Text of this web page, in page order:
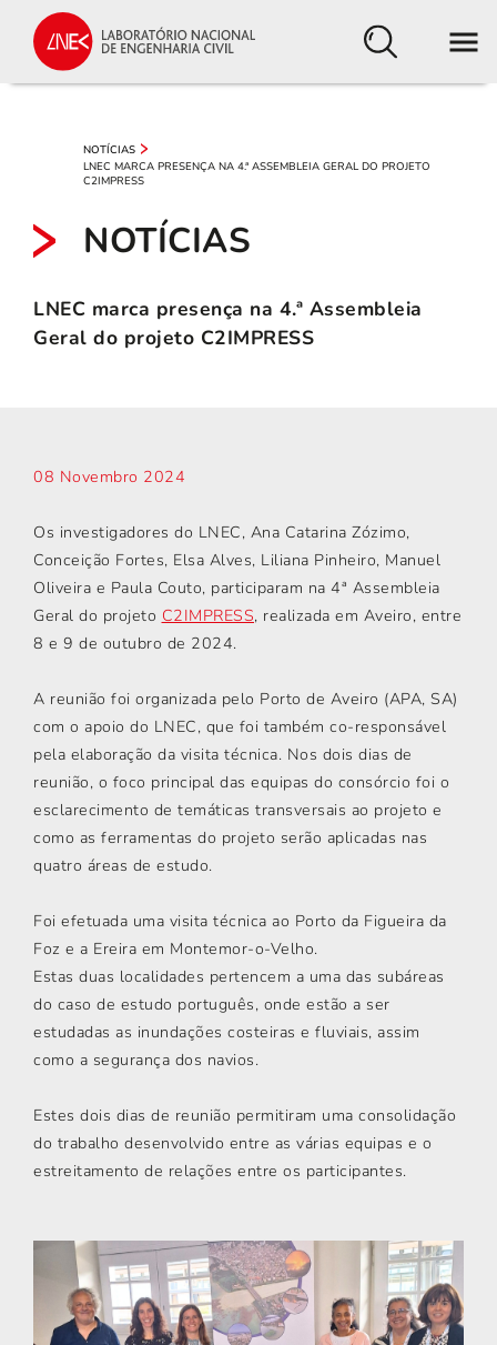
NOTÍCIAS
LNEC MARCA PRESENÇA NA 4.ª ASSEMBLEIA GERAL DO PROJETO
C2IMPRESS
NOTÍCIAS
LNEC marca presença na 4.ª Assembleia
Geral do projeto C2IMPRESS
08 Novembro 2024
Os investigadores do LNEC, Ana Catarina Zózimo,
Conceição Fortes, Elsa Alves, Liliana Pinheiro, Manuel
Oliveira e Paula Couto, participaram na 4ª Assembleia
Geral do projeto C2IMPRESS, realizada em Aveiro, entre
8 e 9 de outubro de 2024.
A reunião foi organizada pelo Porto de Aveiro (APA, SA)
com o apoio do LNEC, que foi também co-responsável
pela elaboração da visita técnica. Nos dois dias de
reunião, o foco principal das equipas do consórcio foi o
esclarecimento de temáticas transversais ao projeto e
como as ferramentas do projeto serão aplicadas nas
quatro áreas de estudo.
Foi efetuada uma visita técnica ao Porto da Figueira da
Foz e a Ereira em Montemor-o-Velho.
Estas duas localidades pertencem a uma das subáreas
do caso de estudo português, onde estão a ser
estudadas as inundações costeiras e fluviais, assim
como a segurança dos navios.
Estes dois dias de reunião permitiram uma consolidação
do trabalho desenvolvido entre as várias equipas e o
estreitamento de relações entre os participantes.